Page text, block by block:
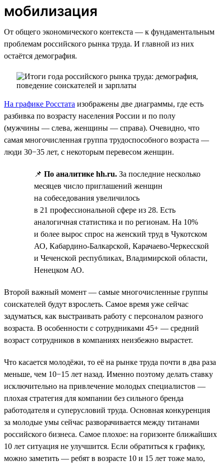
мобилизация
От общего экономического контекста — к фундаментальным
проблемам российского рынка труда. И главной из них
остаётся демография.
На графике Росстата изображены две диаграммы, где есть
разбивка по возрасту населения России и по полу
(мужчины — слева, женщины — справа). Очевидно, что
самая многочисленная группа трудоспособного возраста —
люди 30−35 лет, с некоторым перевесом женщин.
📌 По аналитике hh.ru. За последние несколько
месяцев число приглашений женщин
на собеседования увеличилось
в 21 профессиональной сфере из 28. Есть
аналогичная статистика и по регионам. На 10%
и более вырос спрос на женский труд в Чукотском
АО, Кабардино-Балкарской, Карачаево-Черкесской
и Чеченской республиках, Владимирской области,
Ненецком АО.
Второй важный момент — самые многочисленные группы
соискателей будут взрослеть. Самое время уже сейчас
задуматься, как выстраивать работу с персоналом разного
возраста. В особенности с сотрудниками 45+ — средний
возраст сотрудников в компаниях неизбежно вырастет.
Что касается молодёжи, то её на рынке труда почти в два раза
меньше, чем 10−15 лет назад. Именно поэтому делать ставку
исключительно на привлечение молодых специалистов —
плохая стратегия для компании без сильного бренда
работодателя и суперусловий труда. Основная конкуренция
за молодые умы сейчас разворачивается между титанами
российского бизнеса. Самое плохое: на горизонте ближайших
10 лет ситуация не улучшится. Если обратиться к графику,
можно заметить — ребят в возрасте 10 и 15 лет тоже мало,